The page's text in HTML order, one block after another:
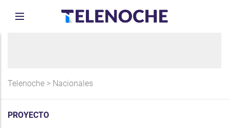
Telenoche > Nacionales
PROYECTO